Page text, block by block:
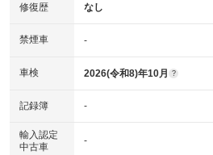
修復歴 なし
禁煙車 -
車検 2026(令和8)年10月 ?
記録簿 -
輸入認定
中古車
-